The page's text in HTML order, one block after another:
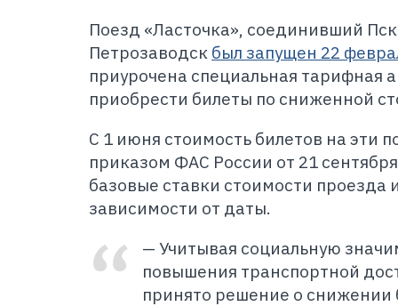
Поезд «Ласточка», соединивший
Петрозаводск был запущен 22
приурочена специальная тарифная
приобрести билеты по сниженной
С 1 июня стоимость билетов на эти
приказом ФАС России от 21
базовые ставки стоимости проезда
зависимости от даты.
— Учитывая социальную
повышения транспортной
принято решение о снижении